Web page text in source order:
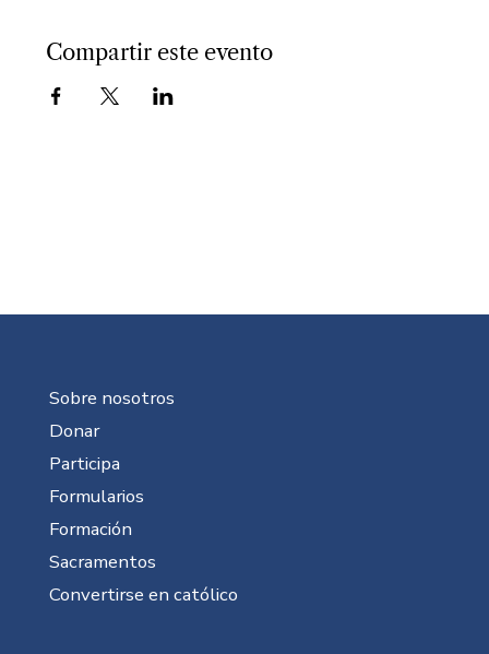
Compartir este evento
Sobre nosotros
Donar
Participa
Formularios
Formación
Sacramentos
Convertirse en católico